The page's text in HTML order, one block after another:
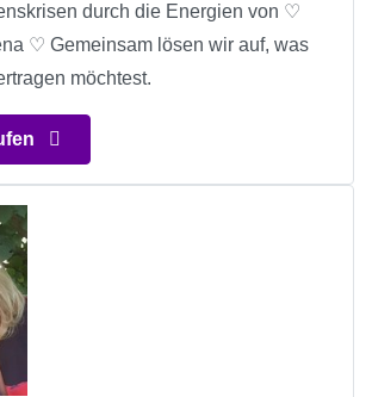
durch die Energien von ♡
♡ Gemeinsam lösen wir auf, was
möchtest.